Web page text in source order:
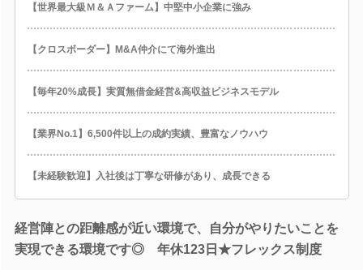
【世界最大級Ｍ＆Ａファーム】中堅中小企業に強み
【クロスボーダー】M&A仲介にて海外進出
【毎年20%成長】実質無借金経営&高収益ビジネスモデル
【業界No.1】6,500件以上の成約実績、豊富なノウハウ
【未経験歓迎】入社後は丁寧な研修があり、成長できる
経営陣との距離感が近い環境で、自分がやりたいことを
実現できる環境です◎ 年休123日★フレックス制度